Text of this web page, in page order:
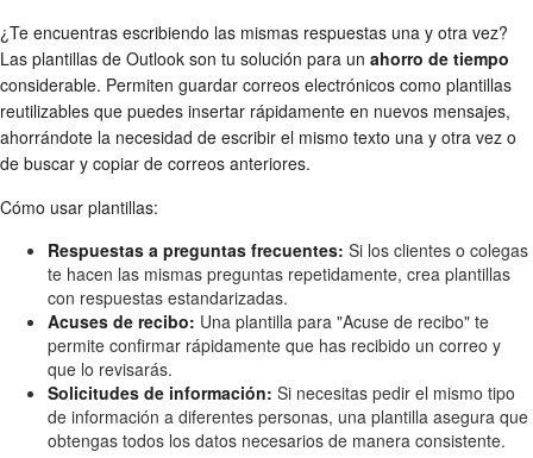
¿Te encuentras escribiendo las mismas respuestas una y otra vez?
Las plantillas de Outlook son tu solución para un ahorro de tiempo
considerable. Permiten guardar correos electrónicos como plantillas
reutilizables que puedes insertar rápidamente en nuevos mensajes,
ahorrándote la necesidad de escribir el mismo texto una y otra vez o
de buscar y copiar de correos anteriores.
Cómo usar plantillas:
Respuestas a preguntas frecuentes: Si los clientes o colegas
te hacen las mismas preguntas repetidamente, crea plantillas
con respuestas estandarizadas.
Acuses de recibo: Una plantilla para "Acuse de recibo" te
permite confirmar rápidamente que has recibido un correo y
que lo revisarás.
Solicitudes de información: Si necesitas pedir el mismo tipo
de información a diferentes personas, una plantilla asegura que
obtengas todos los datos necesarios de manera consistente.